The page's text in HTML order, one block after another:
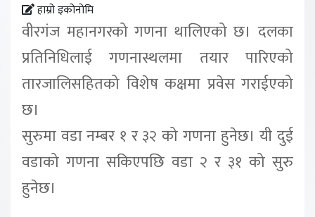
हाम्रो इकोनोमि
वीरगंज महानगरको गणना थालिएको छ। दलका
प्रतिनिधिलाई गणनास्थलमा तयार पारिएको
तारजालिसहितको विशेष कक्षमा प्रवेस गराईएको
छ।
सुरुमा वडा नम्बर १ र ३२ को गणना हुनेछ। यी दुई
वडाको गणना सकिएपछि वडा २ र ३१ को सुरु
हुनेछ।